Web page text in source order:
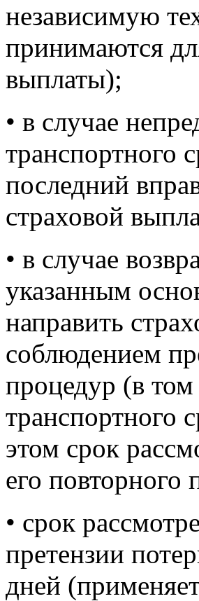
независимую
принимаются
выплаты);
• в случае
транспортного
последний
страховой
• в случае
указанным
направить
соблюдением
процедур (в
транспортного
этом срок
его повторного
• срок
претензии
дней